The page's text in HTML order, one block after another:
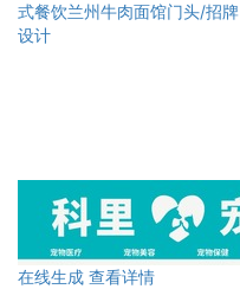
式餐饮兰州牛肉面馆门头/招牌
设计
在线生成 查看详情